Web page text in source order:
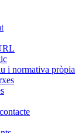
i normativa pròpia